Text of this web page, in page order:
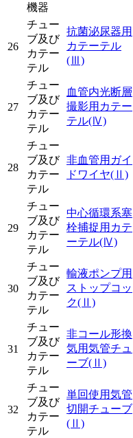
機器
26
チュー
ブ及び
カテー
テル
抗菌泌尿器用
カテーテル
(Ⅲ)
27
チュー
ブ及び
カテー
テル
血管内光断層
撮影用カテー
テル(Ⅳ)
28
チュー
ブ及び
カテー
テル
非血管用ガイ
ドワイヤ(Ⅱ)
29
チュー
ブ及び
カテー
テル
中心循環系塞
栓捕捉用カテ
ーテル(Ⅳ)
30
チュー
ブ及び
カテー
テル
輸液ポンプ用
ストップコッ
ク(Ⅱ)
31
チュー
ブ及び
カテー
テル
非コール形換
気用気管チュ
ーブ(Ⅱ)
32
チュー
ブ及び
カテー
テル
単回使用気管
切開チューブ
(Ⅱ)